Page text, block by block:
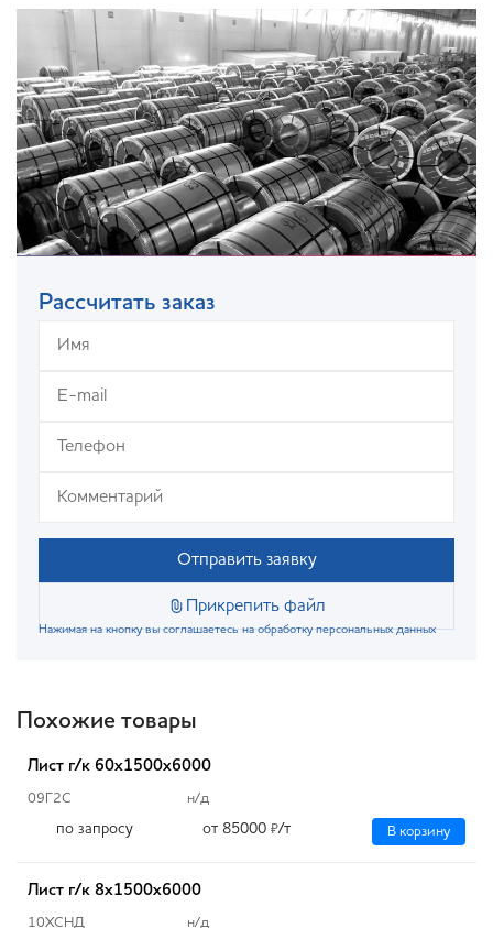
Рассчитать заказ
Отправить заявку
Прикрепить файл
Нажимая на кнопку вы соглашаетесь на обработку персональных данных
Похожие товары
Лист г/к 60х1500х6000
09Г2С н/д
по запросу от 85000 ₽/т В корзину
Лист г/к 8х1500х6000
10ХСНД н/д